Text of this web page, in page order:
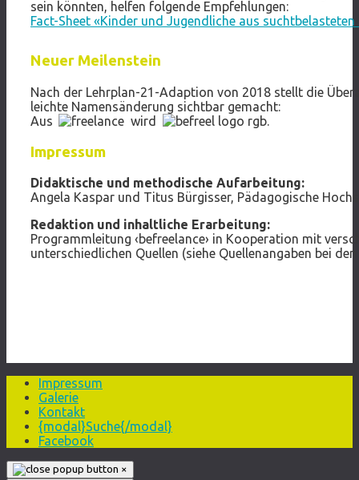
sein könnten, helfen folgende Empfehlungen:
Fact-Sheet «Kinder und Jugendliche aus suchtbelasteten
Neuer Meilenstein
Nach der Lehrplan-21-Adaption von 2018 stellt die
leichte Namensänderung sichtbar gemacht:
Aus
wird .
Impressum
Didaktische und methodische Aufarbeitung:
Angela Kaspar und Titus Bürgisser, Pädagogische
Redaktion und inhaltliche Erarbeitung:
Programmleitung ‹befreelance› in Kooperation mit
unterschiedlichen Quellen (siehe Quellenangaben bei
Impressum
Galerie
Kontakt
{modal}Suche{/modal}
Facebook
×